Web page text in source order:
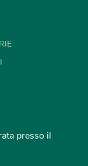
presso il